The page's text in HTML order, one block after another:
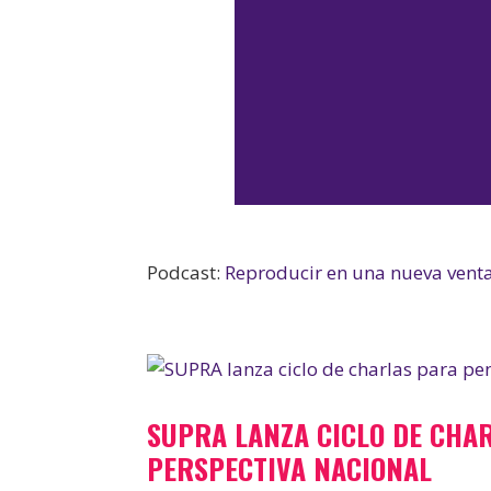
Podcast: Reproducir en una nueva
SUPRA LANZA CICLO DE
PERSPECTIVA NACIONAL